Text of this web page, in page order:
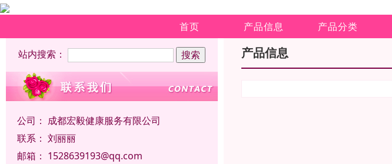
首页 产品信息 产品分类
站内搜索：
公司： 成都宏毅健康服务有限公司
联系： 刘丽丽
邮箱： 1528639193@qq.com
产品信息